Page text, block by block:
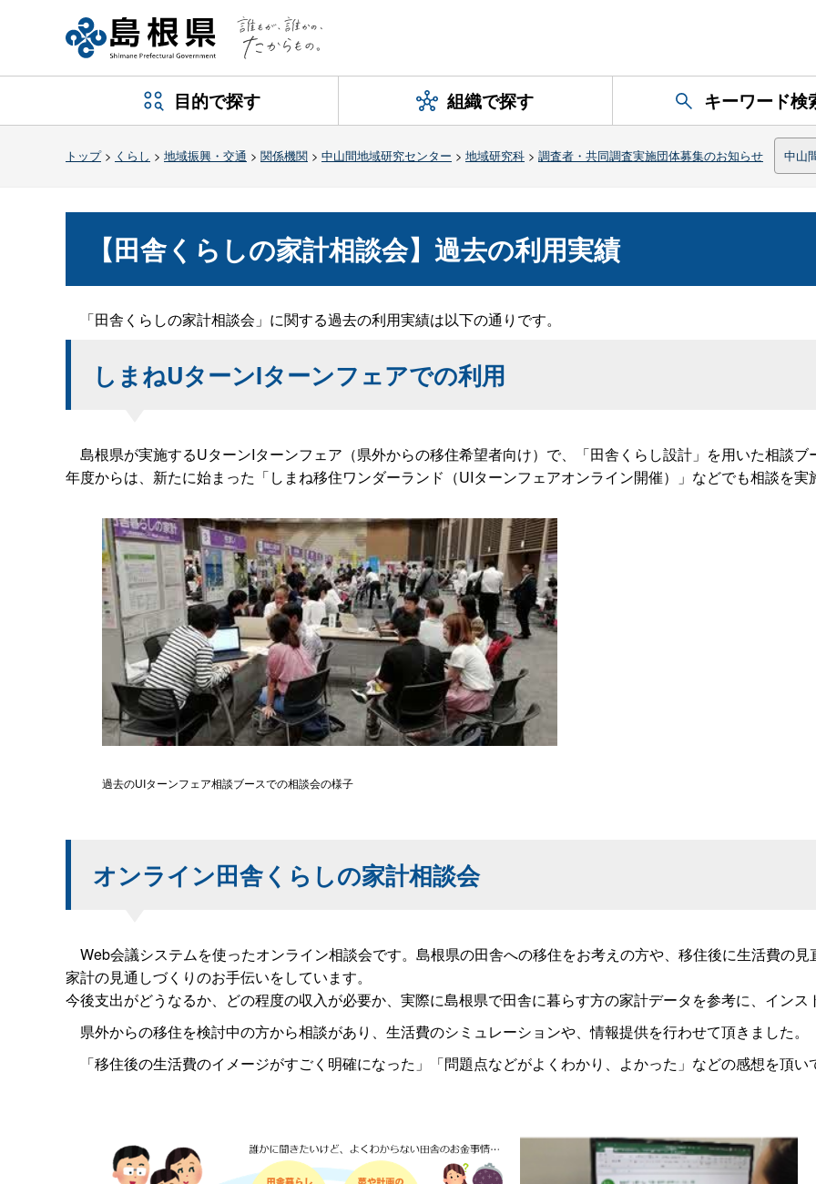
目的で探す 組織で探す キーワード検
トップ> くらし > 地域振興・交通 > 関係機関 > 中山間地域研究センター > 地域研究科 > 調査者・共同調査実施団体募集のお知らせ 中山
【田舎くらしの家計相談会】過去の利用実績
「田舎くらしの家計相談会」に関する過去の利用実績は以下の通りです。
しまねUターンIターンフェアでの利用
島根県が実施するUターンIターンフェア（県外からの移住希望者向け）で、「田舎くらし設計」を用いた相談
年度からは、新たに始まった「しまね移住ワンダーランド（UIターンフェアオンライン開催）」などでも相談を実
過去のUIターンフェア相談ブースでの相談会の様子
オンライン田舎くらしの家計相談会
Web会議システムを使ったオンライン相談会です。島根県の田舎への移住をお考えの方や、移住後に生活費の
家計の見通しづくりのお手伝いをしています。
今後支出がどうなるか、どの程度の収入が必要か、実際に島根県で田舎に暮らす方の家計データを参考に、イン
県外からの移住を検討中の方から相談があり、生活費のシミュレーションや、情報提供を行わせて頂きました。
「移住後の生活費のイメージがすごく明確になった」「問題点などがよくわかり、よかった」などの感想を頂い